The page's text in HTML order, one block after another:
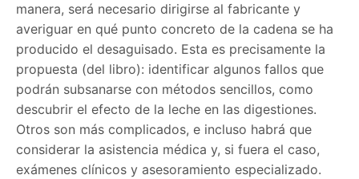
manera, será necesario dirigirse al fabricante y
averiguar en qué punto concreto de la cadena se ha
producido el desaguisado. Esta es precisamente la
propuesta (del libro): identificar algunos fallos que
podrán subsanarse con métodos sencillos, como
descubrir el efecto de la leche en las digestiones.
Otros son más complicados, e incluso habrá que
considerar la asistencia médica y, si fuera el caso,
exámenes clínicos y asesoramiento especializado.